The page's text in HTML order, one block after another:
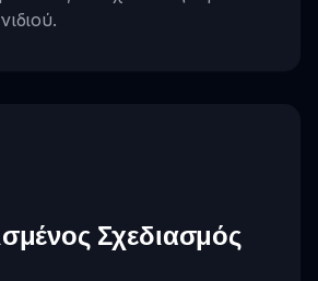
Σχεδιασμός